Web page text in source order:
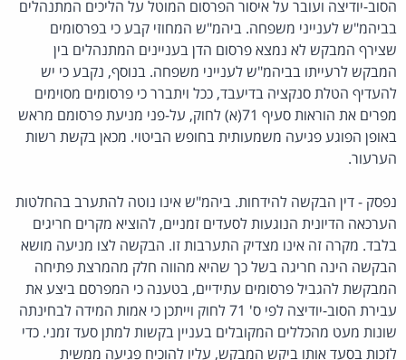
הסוב-יודיצה ועובר על איסור הפרסום המוטל על הליכים המתנהלים
בביהמ"ש לענייני משפחה. ביהמ"ש המחוזי קבע כי בפרסומים
שצירף המבקש לא נמצא פרסום הדן בעניינים המתנהלים בין
המבקש לרעייתו בביהמ"ש לענייני משפחה. בנוסף, נקבע כי יש
להעדיף הטלת סנקציה בדיעבד, ככל ויתברר כי פרסומים מסוימים
מפרים את הוראות סעיף 71(א) לחוק, על-פני מניעת פרסומם מראש
באופן הפוגע פגיעה משמעותית בחופש הביטוי. מכאן בקשת רשות
הערעור.
נפסק - דין הבקשה להידחות. ביהמ"ש אינו נוטה להתערב בהחלטות
הערכאה הדיונית הנוגעות לסעדים זמניים, להוציא מקרים חריגים
בלבד. מקרה זה אינו מצדיק התערבות זו. הבקשה לצו מניעה מושא
הבקשה הינה חריגה בשל כך שהיא מהווה חלק מהמרצת פתיחה
המבקשת להגביל פרסומים עתידיים, בטענה כי המפרסם ביצע את
עבירת הסוב-יודיצה לפי ס' 71 לחוק וייתכן כי אמות המידה לבחינתה
שונות מעט מהכללים המקובלים בעניין בקשות למתן סעד זמני. כדי
לזכות בסעד אותו ביקש המבקש, עליו להוכיח פגיעה ממשית